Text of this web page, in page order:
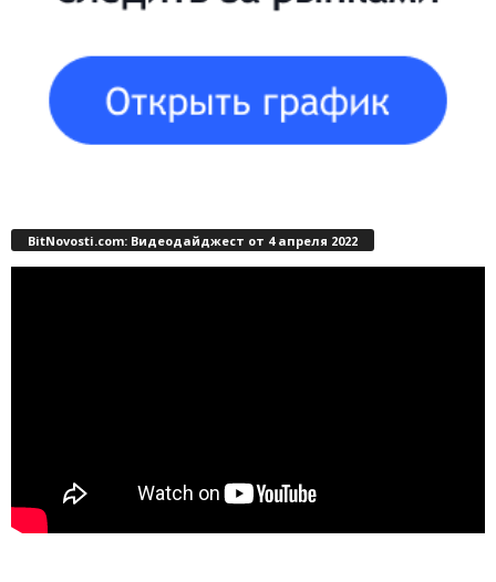
BitNovosti.com: Видеодайджест от 4 апреля 2022